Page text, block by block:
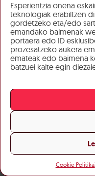
Esperientzia onena
teknologiak erabiltzen
gordetzeko eta/edo
emandako baimenak
portaera edo ID
prozesatzeko aukera
emateak edo baimena
batzuei kalte egin
Cookie Politika